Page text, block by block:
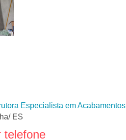
Especialista em Acabamentos
ES
telefone